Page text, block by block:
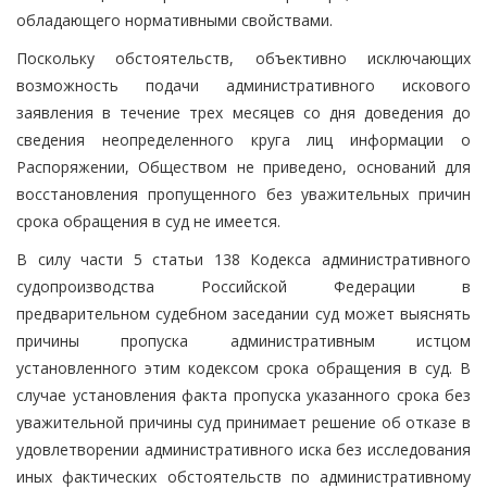
обладающего нормативными свойствами.
Поскольку обстоятельств, объективно исключающих
возможность подачи административного искового
заявления в течение трех месяцев со дня доведения до
сведения неопределенного круга лиц информации о
Распоряжении, Обществом не приведено, оснований для
восстановления пропущенного без уважительных причин
срока обращения в суд не имеется.
В силу части 5 статьи 138 Кодекса административного
судопроизводства Российской Федерации в
предварительном судебном заседании суд может выяснять
причины пропуска административным истцом
установленного этим кодексом срока обращения в суд. В
случае установления факта пропуска указанного срока без
уважительной причины суд принимает решение об отказе в
удовлетворении административного иска без исследования
иных фактических обстоятельств по административному